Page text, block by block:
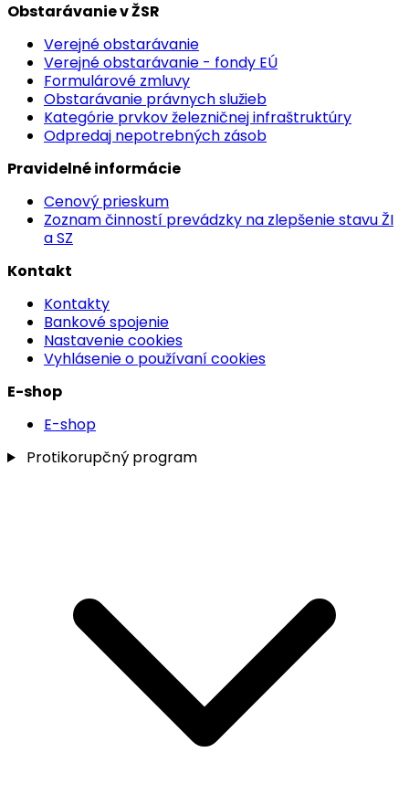
Obstarávanie v ŽSR
Verejné obstarávanie
Verejné obstarávanie - fondy EÚ
Formulárové zmluvy
Obstarávanie právnych služieb
Kategórie prvkov železničnej infraštruktúry
Odpredaj nepotrebných zásob
Pravidelné informácie
Cenový prieskum
Zoznam činností prevádzky na zlepšenie stavu ŽI
a SZ
Kontakt
Kontakty
Bankové spojenie
Nastavenie cookies
Vyhlásenie o používaní cookies
E-shop
E-shop
Protikorupčný program